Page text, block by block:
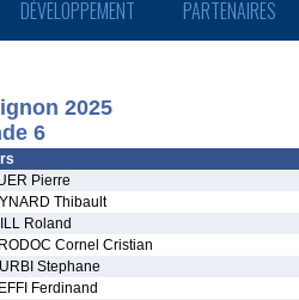
DÉVELOPPEMENT PARTENAIRES
2025
6
Pierre
Thibault
Roland
Cornel Cristian
Stephane
Ferdinand